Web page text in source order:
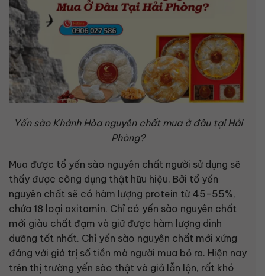
Yến sào Khánh Hòa nguyên chất mua ở đâu tại Hải
Phòng?
Mua được tổ yến sào nguyên chất người sử dụng sẽ
thấy được công dụng thật hữu hiệu. Bởi tổ yến
nguyên chất sẽ có hàm lượng protein từ 45-55%,
chứa 18 loại axitamin. Chỉ có yến sào nguyên chất
mới giàu chất đạm và giữ được hàm lượng dinh
dưỡng tốt nhất. Chỉ yến sào nguyên chất mới xứng
đáng với giá trị số tiền mà người mua bỏ ra. Hiện nay
trên thị trường yến sào thật và giả lẫn lộn, rất khó